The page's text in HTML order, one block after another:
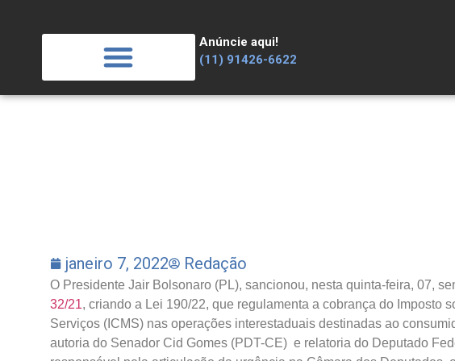
Anúncie aqui!
(11) 91426-6622
janeiro 7, 2022 Redação
O Presidente Jair Bolsonaro (PL), sancionou, nesta quinta-feira, 07,
32/21, criando a Lei 190/22, que regulamenta a cobrança do Imposto
Serviços (ICMS) nas operações interestaduais destinadas ao
autoria do Senador Cid Gomes (PDT-CE) e relatoria do Deputado